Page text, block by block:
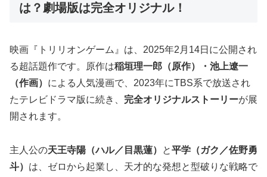
は？劇場版は完全オリジナル！
映画『トリリオンゲーム』は、2025年2月14日に公開され
る超話題作です。原作は稲垣理一郎（原作）・池上遼一
（作画） による人気漫画で、2023年にTBS系で放送され
たテレビドラマ版に続き、 完全オリジナルストーリーが展
開されます。
主人公の天王寺陽（ハル／目黒蓮） と平学（ガク／佐野勇
斗） は、ゼロから起業し、天才的な発想と型破りな戦略で